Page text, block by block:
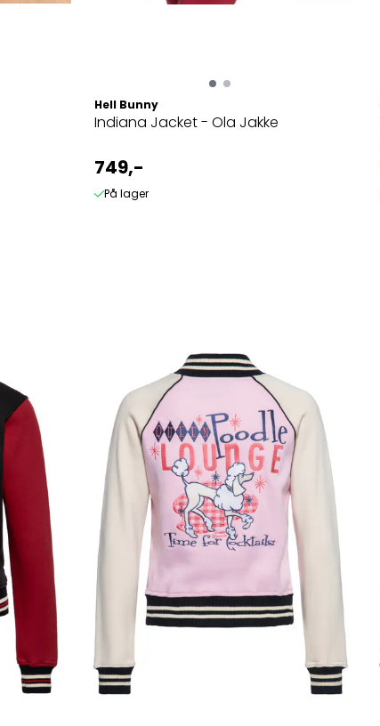
Hell Bunny
Indiana Jacket - Ola Jakke
749,-
På lager